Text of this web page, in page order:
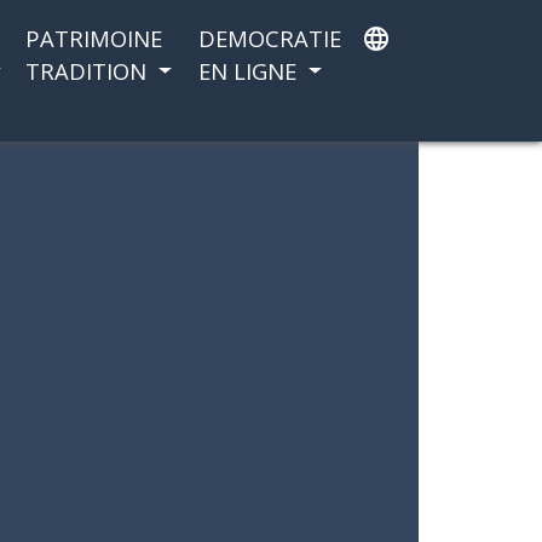
PATRIMOINE
TRADITION
DEMOCRATIE
EN LIGNE
language